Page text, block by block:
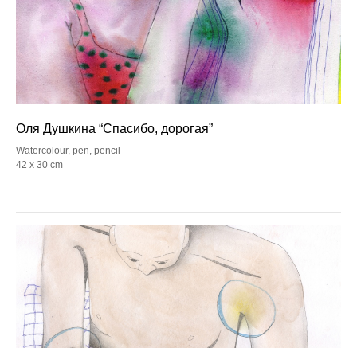
Оля Душкина “Спасибо, дорогая”
Watercolour, pen, pencil
42 х 30 cm